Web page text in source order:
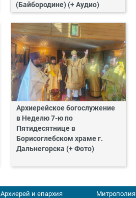
(Байбородине) (+ Аудио)
Архиерейское богослужение
в Неделю 7-ю по
Пятидесятнице в
Борисоглебском храме г.
Дальнегорска (+ Фото)
Архиерей и епархия Митрополия